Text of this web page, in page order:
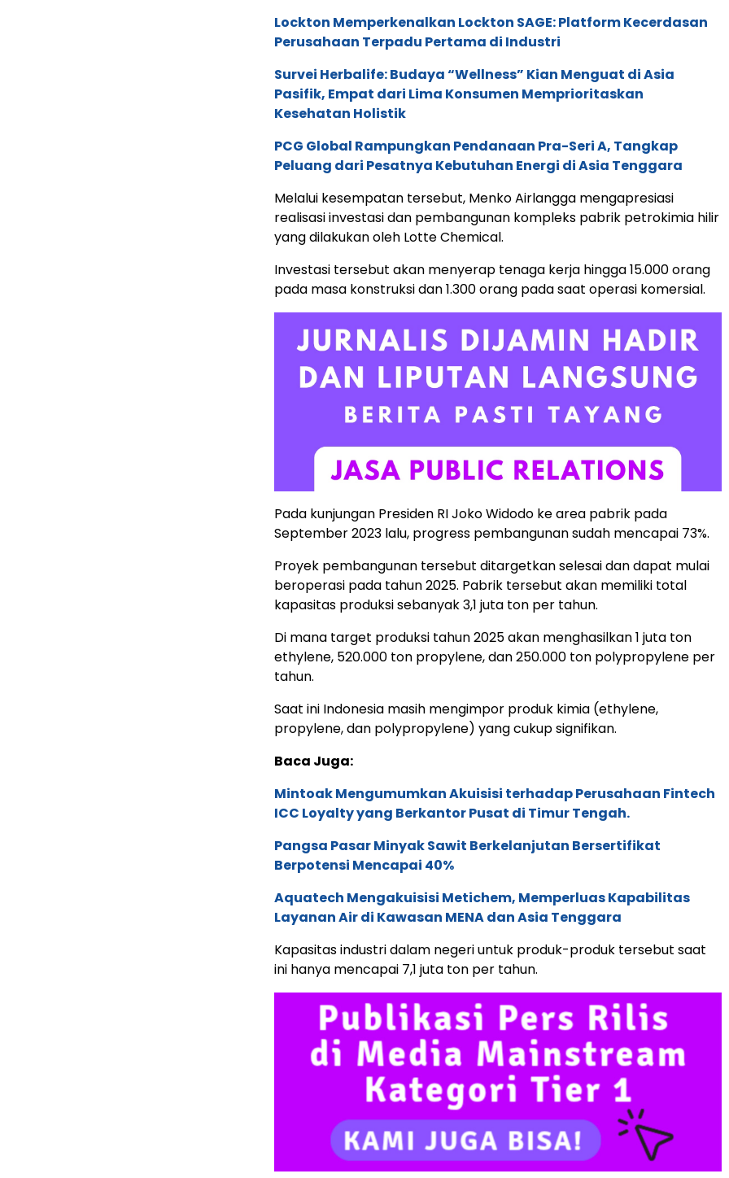
Lockton Memperkenalkan Lockton SAGE: Platform Kecerdasan
Perusahaan Terpadu Pertama di Industri
Survei Herbalife: Budaya “Wellness” Kian Menguat di Asia
Pasifik, Empat dari Lima Konsumen Memprioritaskan
Kesehatan Holistik
PCG Global Rampungkan Pendanaan Pra-Seri A, Tangkap
Peluang dari Pesatnya Kebutuhan Energi di Asia Tenggara
Melalui kesempatan tersebut, Menko Airlangga mengapresiasi
realisasi investasi dan pembangunan kompleks pabrik petrokimia hilir
yang dilakukan oleh Lotte Chemical.
Investasi tersebut akan menyerap tenaga kerja hingga 15.000 orang
pada masa konstruksi dan 1.300 orang pada saat operasi komersial.
Pada kunjungan Presiden RI Joko Widodo ke area pabrik pada
September 2023 lalu, progress pembangunan sudah mencapai 73%.
Proyek pembangunan tersebut ditargetkan selesai dan dapat mulai
beroperasi pada tahun 2025. Pabrik tersebut akan memiliki total
kapasitas produksi sebanyak 3,1 juta ton per tahun.
Di mana target produksi tahun 2025 akan menghasilkan 1 juta ton
ethylene, 520.000 ton propylene, dan 250.000 ton polypropylene per
tahun.
Saat ini Indonesia masih mengimpor produk kimia (ethylene,
propylene, dan polypropylene) yang cukup signifikan.
Baca Juga:
Mintoak Mengumumkan Akuisisi terhadap Perusahaan Fintech
ICC Loyalty yang Berkantor Pusat di Timur Tengah.
Pangsa Pasar Minyak Sawit Berkelanjutan Bersertifikat
Berpotensi Mencapai 40%
Aquatech Mengakuisisi Metichem, Memperluas Kapabilitas
Layanan Air di Kawasan MENA dan Asia Tenggara
Kapasitas industri dalam negeri untuk produk-produk tersebut saat
ini hanya mencapai 7,1 juta ton per tahun.